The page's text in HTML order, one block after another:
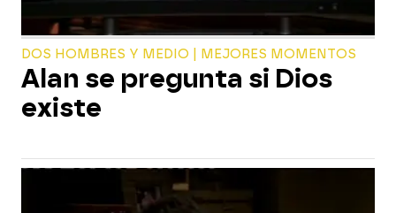
DOS HOMBRES Y MEDIO | MEJORES MOMENTOS
Alan se pregunta si Dios
existe